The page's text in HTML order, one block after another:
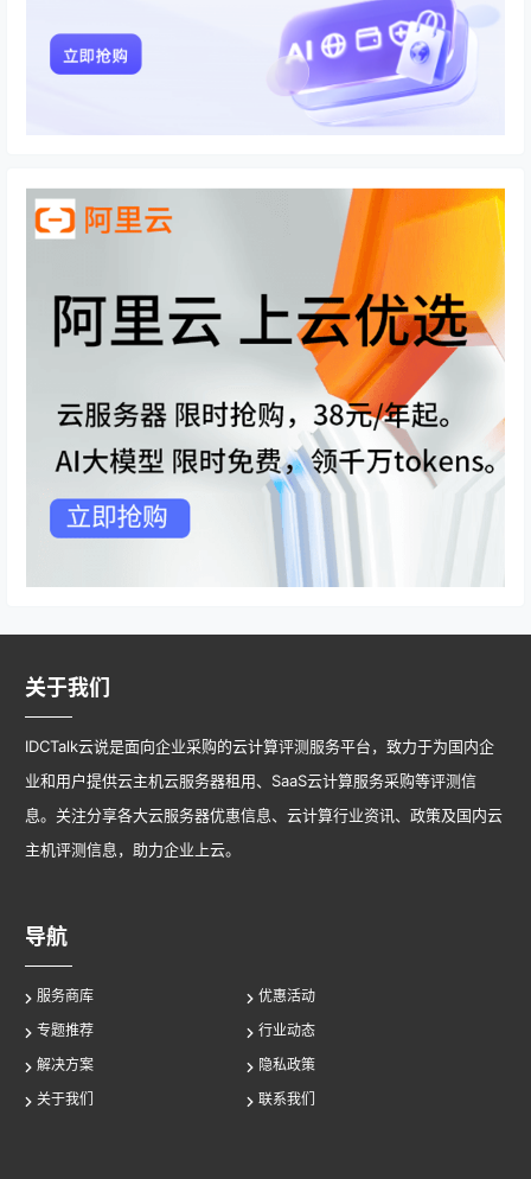
关于我们
IDCTalk云说是面向企业采购的云计算评测服务平台，致力于为国内企
业和用户提供云主机云服务器租用、SaaS云计算服务采购等评测信
息。关注分享各大云服务器优惠信息、云计算行业资讯、政策及国内云
主机评测信息，助力企业上云。
导航
服务商库
优惠活动
专题推荐
行业动态
解决方案
隐私政策
关于我们
联系我们